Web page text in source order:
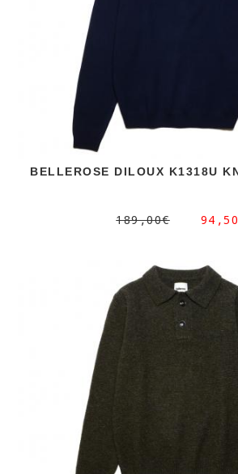
BELLEROSE DILOUX K1318U
189,00€